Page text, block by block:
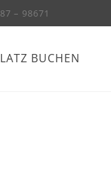
– 98671
BUCHEN